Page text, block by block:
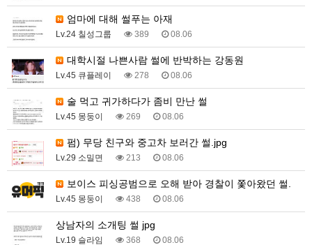
엄마에 대해 썰푸는 아재
Lv.24 칠성그룹 389 08.06
대학시절 나쁜사람 썰에 반박하는 강동원
Lv.45 큐플레이 278 08.06
술 먹고 귀가하다가 좀비 만난 썰
Lv.45 몽둥이 269 08.06
펌) 무당 친구와 중고차 보러간 썰.jpg
Lv.29 소밀면 213 08.06
보이스 피싱공범으로 오해 받아 경찰이 쫓아왔던 썰.
Lv.45 몽둥이 438 08.06
상남자의 소개팅 썰 jpg
Lv.19 슬라임 368 08.06